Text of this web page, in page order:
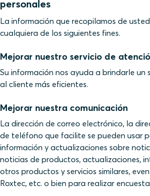
personales
La información que recopilamos de
cualquiera de los siguientes fines.
Mejorar nuestro servicio de
Su información nos ayuda a brindarle un
al cliente más eficientes.
Mejorar nuestra comunicación
La dirección de correo electrónico, la
de teléfono que facilite se pueden usar
información y actualizaciones sobre
noticias de productos, actualizaciones,
otros productos y servicios similares,
Roxtec, etc. o bien para realizar